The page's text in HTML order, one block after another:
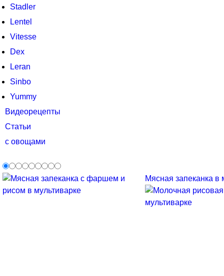
Stadler
Lentel
Vitesse
Dex
Leran
Sinbo
Yummy
Видеорецепты
Статьи
с овощами
Мясная запеканка в